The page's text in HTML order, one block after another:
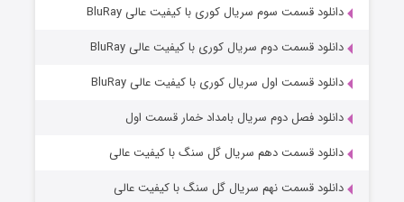
مردگان متحرک: شهر مرده ۳
قسمت۲ (زیرنویس) منتشر شد
دانلود قسمت سوم سریال کوری با کیفیت عالی BluRay
دانلود قسمت دوم سریال کوری با کیفیت عالی BluRay
دانلود قسمت اول سریال کوری با کیفیت عالی BluRay
دانلود فصل دوم سریال بامداد خمار قسمت اول
دانلود قسمت دهم سریال گل سنگ با کیفیت عالی
دانلود قسمت نهم سریال گل سنگ با کیفیت عالی